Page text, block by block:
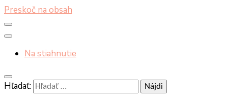
Preskoč na obsah
Na stiahnutie
Hľadať: